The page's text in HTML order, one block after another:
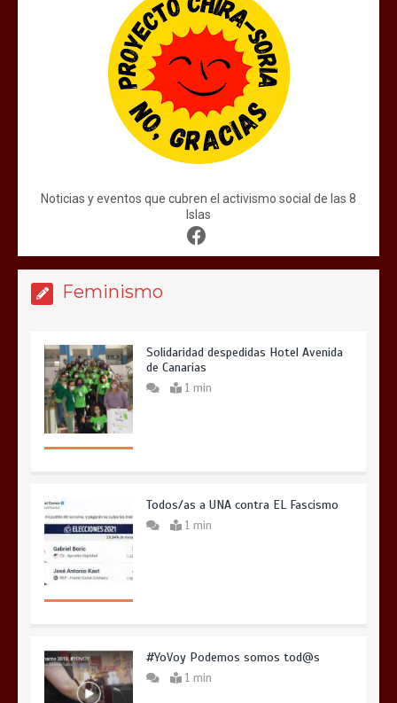
Noticias y eventos que cubren el activismo social de las 8
Islas
Feminismo
Solidaridad despedidas Hotel Avenida
de Canarias
1 min
Todos/as a UNA contra EL Fascismo
1 min
#YoVoy Podemos somos tod@s
1 min